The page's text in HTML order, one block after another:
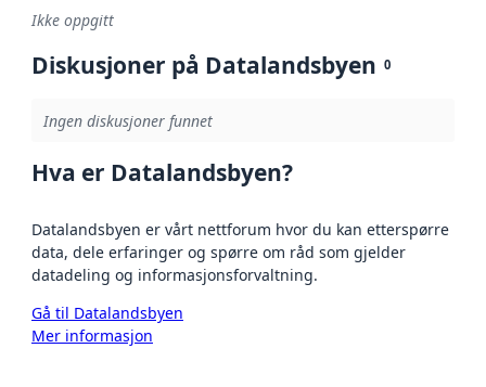
Ikke oppgitt
Diskusjoner på Datalandsbyen 0
Ingen diskusjoner funnet
Hva er Datalandsbyen?
Datalandsbyen er vårt nettforum hvor du kan etterspørre
data, dele erfaringer og spørre om råd som gjelder
datadeling og informasjonsforvaltning.
Gå til Datalandsbyen
Mer informasjon